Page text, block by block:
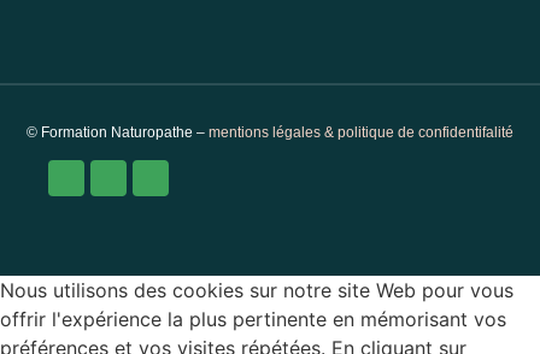
© Formation Naturopathe – mentions légales & politique de confidentifalité
Nous utilisons des cookies sur notre site Web pour vous
offrir l'expérience la plus pertinente en mémorisant vos
préférences et vos visites répétées. En cliquant sur